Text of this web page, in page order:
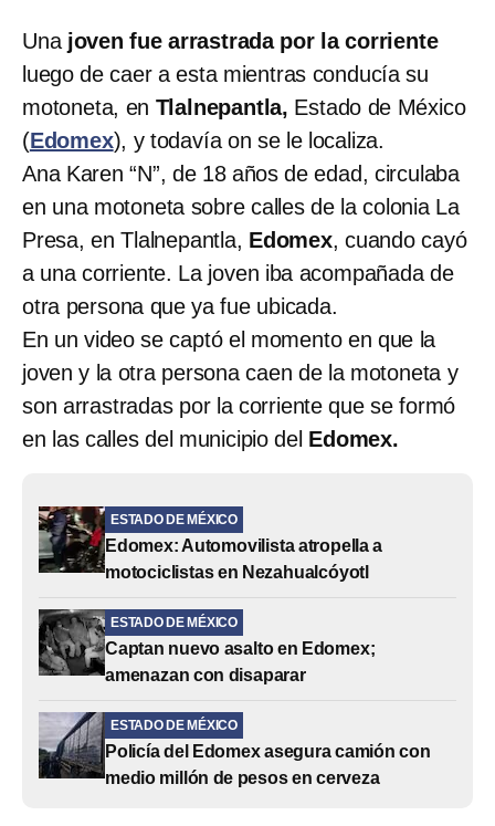
Unajoven fue arrastrada por la corriente
luego de caer a esta mientras conducía su
motoneta, en Tlalnepantla, Estado de México
(Edomex), y todavía on se le localiza.
Ana Karen “N”, de 18 años de edad, circulaba
en una motoneta sobre calles de la colonia La
Presa, en Tlalnepantla, Edomex, cuando cayó
a una corriente. La joven iba acompañada de
otra persona que ya fue ubicada.
En un video se captó el momento en que la
joven y la otra persona caen de la motoneta y
son arrastradas por la corriente que se formó
en las calles del municipio del Edomex.
ESTADO DE MÉXICO
Edomex: Automovilista atropella a
motociclistas en Nezahualcóyotl
ESTADO DE MÉXICO
Captan nuevo asalto en Edomex;
amenazan con disaparar
ESTADO DE MÉXICO
Policía del Edomex asegura camión con
medio millón de pesos en cerveza